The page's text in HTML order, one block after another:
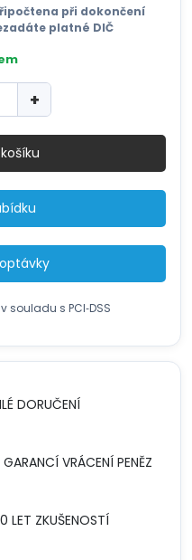
139 €.při dokončení
platné DIČ
+
souladu s PCI‑DSS
DORUČENÍ
VRÁCENÍ PENĚZ
LET ZKUŠENOSTÍ